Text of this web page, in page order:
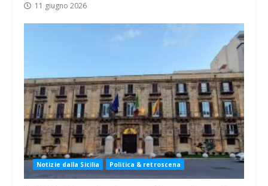
11 giugno 2026
Notizie dalla Sicilia Politica & retroscena